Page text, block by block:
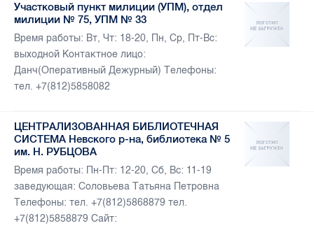
Участковый пункт милиции (УПМ), отдел
милиции № 75, УПМ № 33
Время работы: Вт, Чт: 18-20, Пн, Ср, Пт-Вс:
выходной Контактное лицо:
Данч(Оперативный Дежурный) Телефоны:
тел. +7(812)5858082
ЦЕНТРАЛИЗОВАННАЯ БИБЛИОТЕЧНАЯ
СИСТЕМА Невского р-на, библиотека № 5
им. Н. РУБЦОВА
Время работы: Пн-Пт: 12-20, Сб, Вс: 11-19
заведующая: Соловьева Татьяна Петровна
Телефоны: тел. +7(812)5868879 тел.
+7(812)5858879 Сайт: